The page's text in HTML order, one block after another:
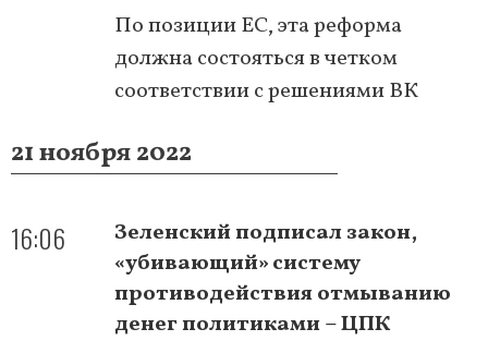
По позиции ЕС, эта реформа
должна состояться в четком
соответствии с решениями ВК
21 ноября 2022
16:06
Зеленский подписал закон,
«убивающий» систему
противодействия отмыванию
денег политиками – ЦПК